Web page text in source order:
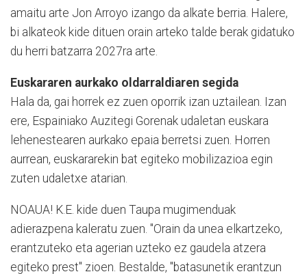
amaitu arte Jon Arroyo izango da alkate berria. Halere,
bi alkateok kide dituen orain arteko talde berak gidatuko
du herri batzarra 2027ra arte.
Euskararen aurkako oldarraldiaren segida
Hala da, gai horrek ez zuen oporrik izan uztailean. Izan
ere, Espainiako Auzitegi Gorenak udaletan euskara
lehenestearen aurkako epaia berretsi zuen. Horren
aurrean, euskararekin bat egiteko mobilizazioa egin
zuten udaletxe atarian.
NOAUA! K.E. kide duen Taupa mugimenduak
adierazpena kaleratu zuen. "Orain da unea elkartzeko,
erantzuteko eta agerian uzteko ez gaudela atzera
egiteko prest" zioen. Bestalde, "batasunetik erantzun